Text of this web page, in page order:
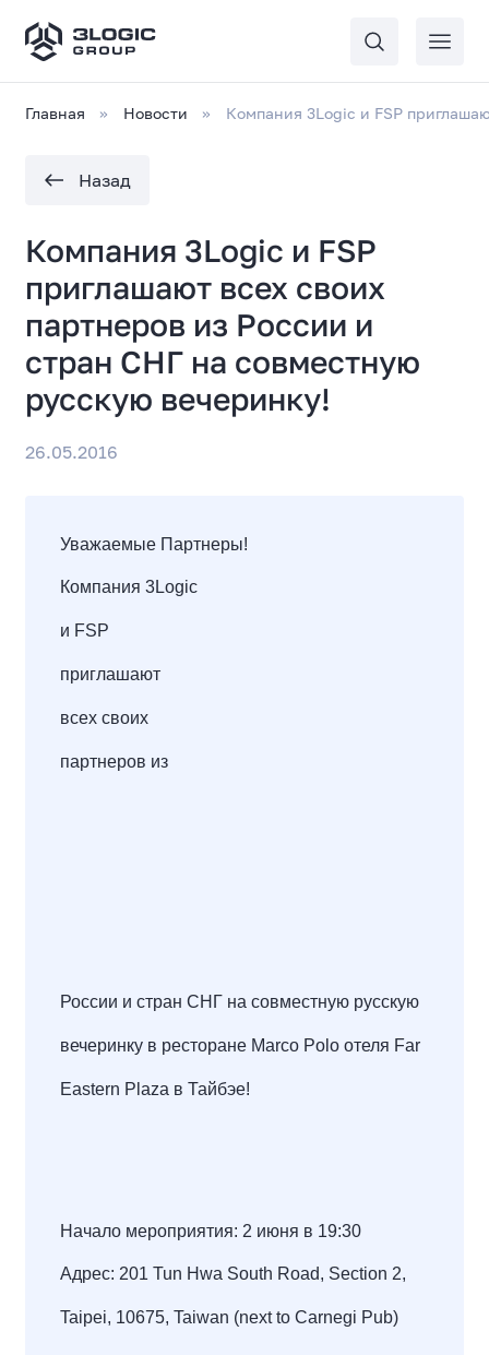
Главная Новости Компания 3Logic и FSP
Назад
Компания 3Logic и FSP
приглашают всех своих
партнеров из России и
стран СНГ на совместную
русскую вечеринку!
26.05.2016
Уважаемые Партнеры!
Компания 3Logic
и FSP
приглашают
всех своих
партнеров из
России и стран СНГ на совместную русскую
вечеринку в ресторане Marco Polo отеля Far
Eastern Plaza в Тайбэе!
Начало мероприятия: 2 июня в 19:30
Адрес: 201 Tun Hwa South Road, Section 2,
Taipei, 10675, Taiwan (next to Carnegi Pub)